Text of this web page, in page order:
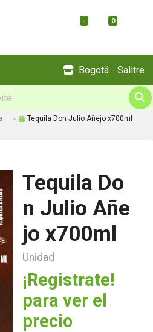
- 0
Bogotá - Salitre
Tequila Don Julio Añejo x700ml
Tequila Do
n Julio Añe
jo x700ml
Unidad
¡Registrate!
para ver el
precio